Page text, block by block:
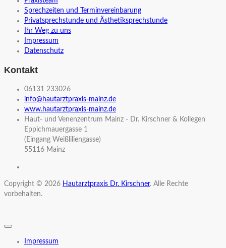
Sprechzeiten und Terminvereinbarung
Privatsprechstunde und Ästhetiksprechstunde
Ihr Weg zu uns
Impressum
Datenschutz
Kontakt
06131 233026
info@hautarztpraxis-mainz.de
www.hautarztpraxis-mainz.de
Haut- und Venenzentrum Mainz - Dr. Kirschner & Kollegen
Eppichmauergasse 1
(Eingang Weißliliengasse)
55116 Mainz
Copyright © 2026 Hautarztpraxis Dr. Kirschner. Alle Rechte
vorbehalten.
Impressum